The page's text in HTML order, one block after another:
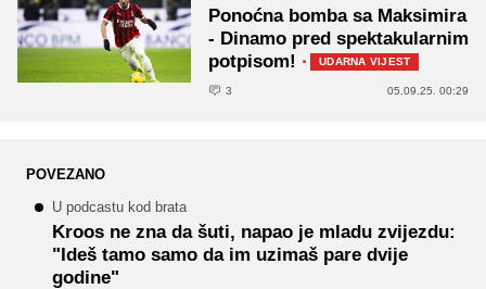
Ponoćna bomba sa Maksimira
- Dinamo pred spektakularnim
potpisom! · UDARNA VIJEST
3 05.09.25. 00:29
POVEZANO
U podcastu kod brata
Kroos ne zna da šuti, napao je mladu zvijezdu:
"Ideš tamo samo da im uzimaš pare dvije
godine"